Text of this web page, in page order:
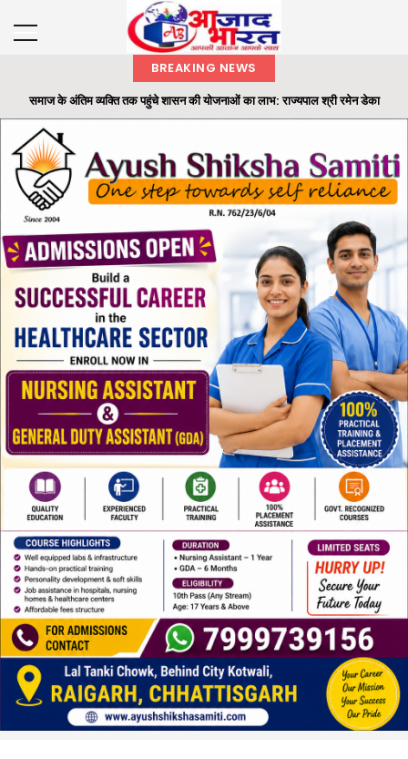
BREAKING NEWS
समाज के अंतिम व्यक्ति तक पहुंचे शासन की योजनाओं का लाभ: राज्यपाल श्री रमेन डेका
राज्यपाल ने ‘एक पेड़ मां के नाम’ अभियान के तहत कलेक्टोरेट परिसर में लगाया बादाम का पौधा
छाल पुलिस की बड़ी सफलता : SECL धरमखदान में ट्रांसफार्मर पार्ट्स व केबल चोरी का 24
घंटे में खुलासा...
भारतीय वन सेवा (IFS) के अधिकारियों की पदस्थापना में बड़ा फेरबदल
ओ.पी. जिंदल की 96वीं जयंती पर रायगढ़ में सेवा और जनभागीदारी का संदेश, रक्तदान से लेकर
स्वास्थ्य श...